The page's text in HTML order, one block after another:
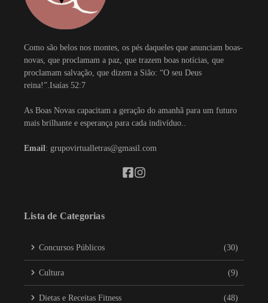
Como são belos nos montes, os pés daqueles que anunciam boas-
novas, que proclamam a paz, que trazem boas notícias, que
proclamam salvação, que dizem a Sião: “O seu Deus
reina!”.Isaías 52:7
As Boas Novas capacitam a geração do amanhã para um futuro
mais brilhante e esperança para cada indivíduo..
Email: grupovirtualletras@gmasil.com
Lista de Categorias
Concursos Públicos (30)
Cultura (9)
Dietas e Receitas Fitness (48)